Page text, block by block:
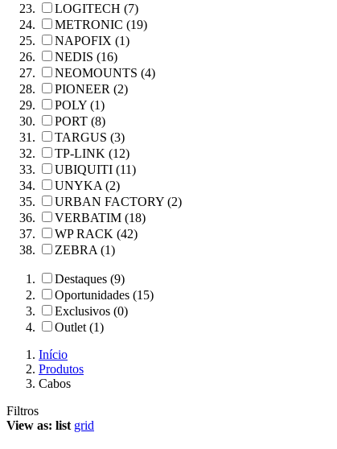
LOGITECH (7)
METRONIC (19)
NAPOFIX (1)
NEDIS (16)
NEOMOUNTS (4)
PIONEER (2)
POLY (1)
PORT (8)
TARGUS (3)
TP-LINK (12)
UBIQUITI (11)
UNYKA (2)
URBAN FACTORY (2)
VERBATIM (18)
WP RACK (42)
ZEBRA (1)
Destaques (9)
Oportunidades (15)
Exclusivos (0)
Outlet (1)
Início
Produtos
Cabos
Filtros
View as: list grid